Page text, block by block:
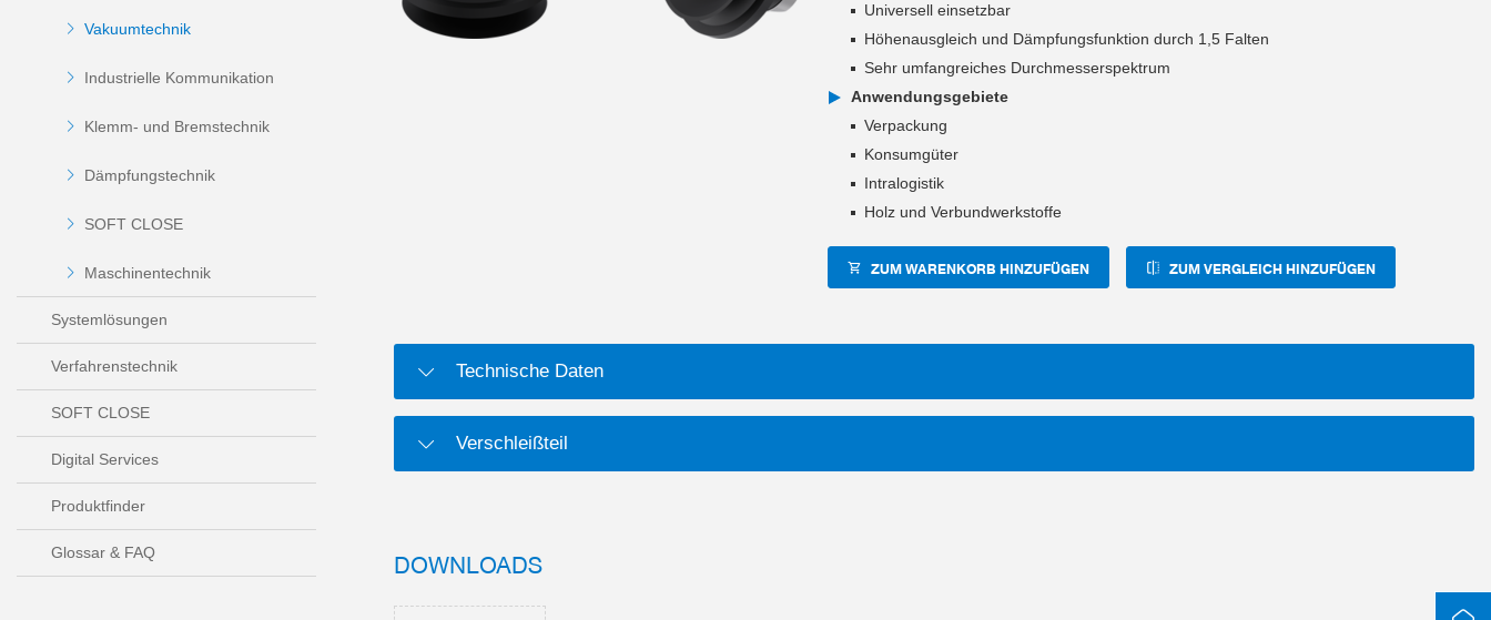
Vakuumtechnik
Industrielle Kommunikation
Klemm- und Bremstechnik
Dämpfungstechnik
SOFT CLOSE
Maschinentechnik
Systemlösungen
Verfahrenstechnik
SOFT CLOSE
Digital Services
Produktfinder
Glossar & FAQ
Universell einsetzbar
Höhenausgleich und Dämpfungsfunktion durch 1,5 Falten
Sehr umfangreiches Durchmesserspektrum
Anwendungsgebiete
Verpackung
Konsumgüter
Intralogistik
Holz und Verbundwerkstoffe
ZUM WARENKORB HINZUFÜGEN ZUM VERGLEICH HINZUFÜGEN
Technische Daten
Verschleißteil
DOWNLOADS